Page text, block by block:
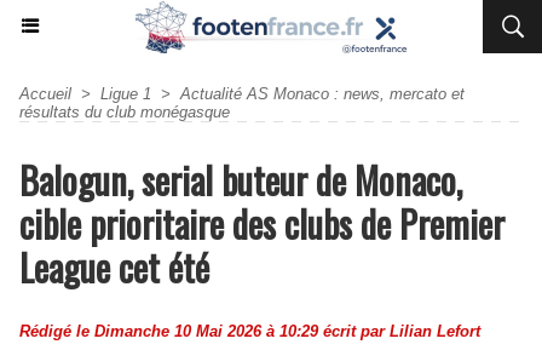
Accueil > Ligue 1 > Actualité AS Monaco : news, mercato et
résultats du club monégasque
Balogun, serial buteur de Monaco,
cible prioritaire des clubs de Premier
League cet été
Rédigé le Dimanche 10 Mai 2026 à 10:29 écrit par Lilian Lefort